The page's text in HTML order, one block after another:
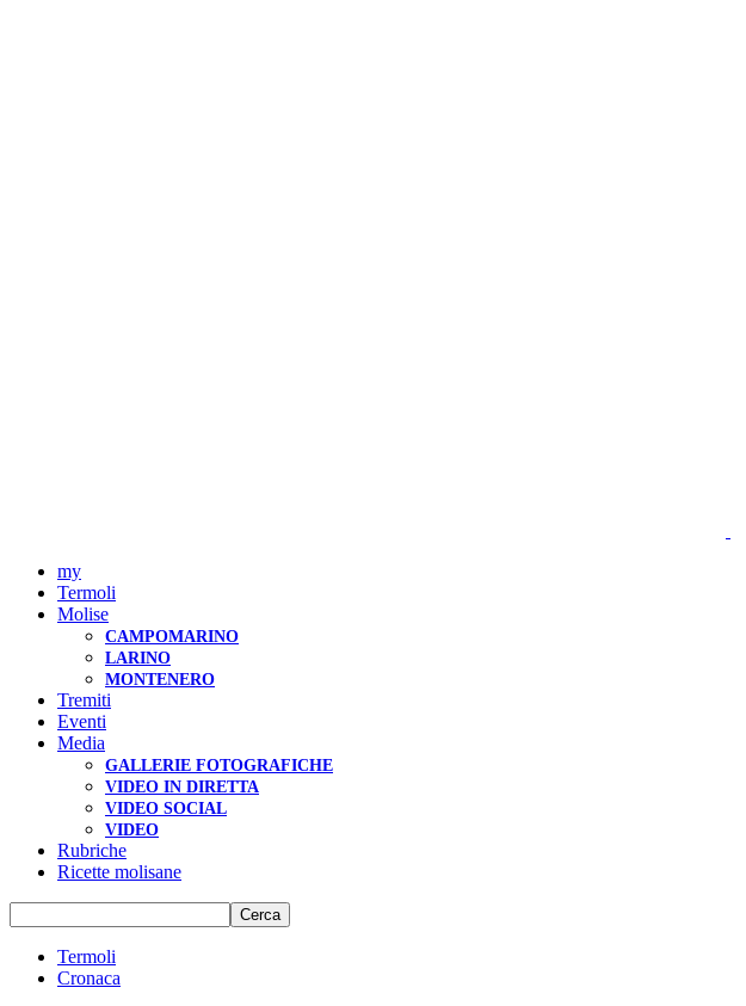
my
Termoli
Molise
CAMPOMARINO
LARINO
MONTENERO
Tremiti
Eventi
Media
GALLERIE FOTOGRAFICHE
VIDEO IN DIRETTA
VIDEO SOCIAL
VIDEO
Rubriche
Ricette molisane
Termoli
Cronaca